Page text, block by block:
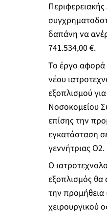
δαπάνη να
741.534,00 €.
Το έργο αφορά
νέου
εξοπλισμού
Νοσοκομείου
επίσης την
εγκατάσταση
γεννήτριας O2.
Ο
εξοπλισμός θα
την προμήθεια
χειρουργικού